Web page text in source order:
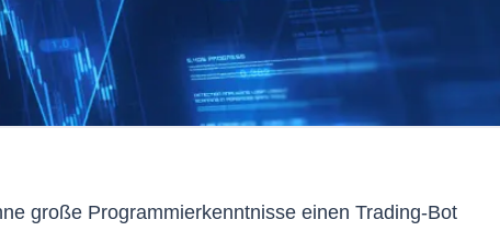
große Programmierkenntnisse einen Trading-Bot